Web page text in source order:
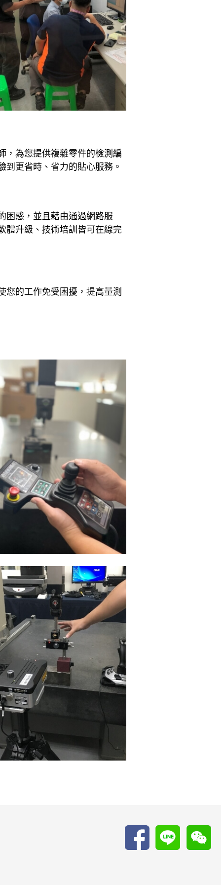
，為您提供複雜零件的檢測編
到更省時、省力的貼心服務。
困惑，並且藉由通過網路服
體升級、技術培訓皆可在線完
您的工作免受困擾，提高量測